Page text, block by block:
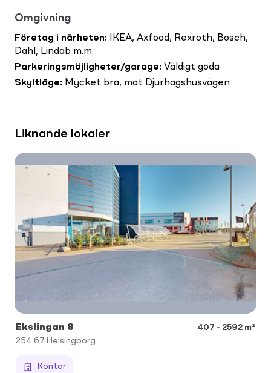
Omgivning
Företag i närheten: IKEA, Axfood, Rexroth, Bosch,
Dahl, Lindab m.m.
Parkeringsmöjligheter/garage: Väldigt goda
Skyltläge: Mycket bra, mot Djurhagshusvägen
Liknande lokaler
Ekslingan 8
407 - 2592 m²
254 67 Helsingborg
Kontor